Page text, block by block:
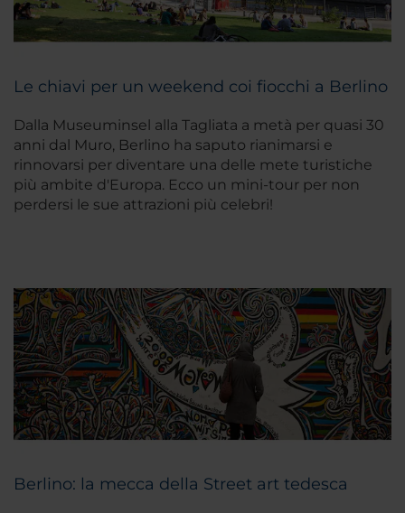
Le chiavi per un weekend coi fiocchi a Berlino
Dalla Museuminsel alla Tagliata a metà per quasi 30
anni dal Muro, Berlino ha saputo rianimarsi e
rinnovarsi per diventare una delle mete turistiche
più ambite d'Europa. Ecco un mini-tour per non
perdersi le sue attrazioni più celebri!
Berlino: la mecca della Street art tedesca